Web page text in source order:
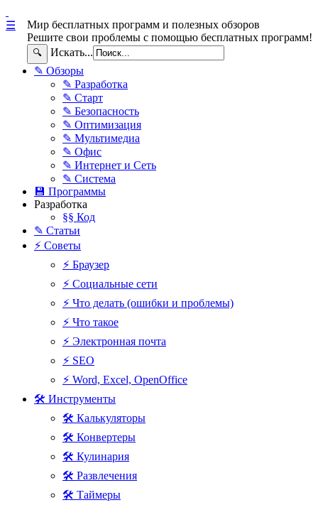
Мир бесплатных программ и полезных обзоров
Решите свои проблемы с помощью бесплатных программ!
🔍 Искать...
☰
✎ Обзоры
✎ Разработка
✎ Старт
✎ Безопасность
✎ Оптимизация
✎ Мультимедиа
✎ Офис
✎ Интернет и Сеть
✎ Система
💾 Программы
Разработка
§§ Код
✎ Статьи
⚡ Советы
⚡ Браузер
⚡ Социальные сети
⚡ Что делать (ошибки и проблемы)
⚡ Что такое
⚡ Электронная почта
⚡ SEO
⚡ Word, Excel, OpenOffice
🛠 Инструменты
🛠 Калькуляторы
🛠 Конвертеры
🛠 Кулинария
🛠 Развлечения
🛠 Таймеры